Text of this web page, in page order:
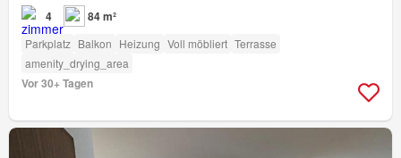
4 84 m²
Parkplatz Balkon Heizung Voll möbliert Terrasse
amenity_drying_area
Vor 30+ Tagen